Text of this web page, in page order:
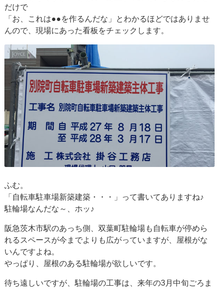
だけで
「お、これは●●を作るんだな」とわかるほどではありませ
んので、現場にあった看板をチェックします。
ふむ。
「自転車駐車場新築建築・・・」って書いてありますね♪
駐輪場なんだな～、ホッ♪
阪急茨木市駅のあっち側、双葉町駐輪場も自転車が停めら
れるスペースが今までよりも広がっていますが、屋根がな
いんですよね。
やっぱり、屋根のある駐輪場が欲しいです。
待ち遠しいですが、駐輪場の工事は、来年の3月中旬ごろま